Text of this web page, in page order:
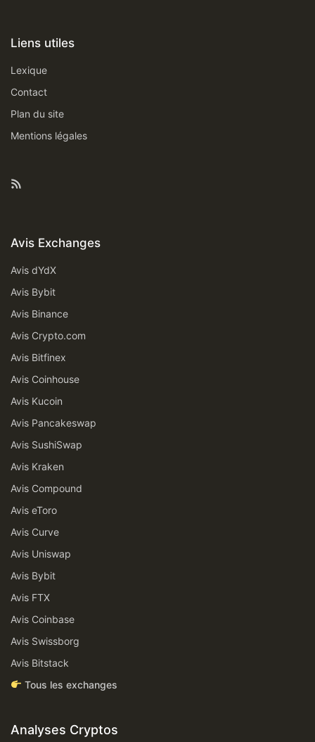
Liens utiles
Lexique
Contact
Plan du site
Mentions légales
Feed RSS
Avis Exchanges
Avis dYdX
Avis Bybit
Avis Binance
Avis Crypto.com
Avis Bitfinex
Avis Coinhouse
Avis Kucoin
Avis Pancakeswap
Avis SushiSwap
Avis Kraken
Avis Compound
Avis eToro
Avis Curve
Avis Uniswap
Avis Bybit
Avis FTX
Avis Coinbase
Avis Swissborg
Avis Bitstack
Tous les exchanges
Analyses Cryptos